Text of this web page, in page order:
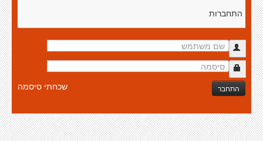
התחברות
התחבר שכחתי סיסמה